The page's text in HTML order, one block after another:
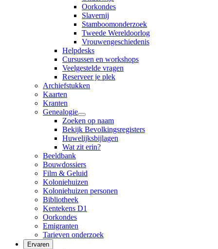
Oorkondes
Slavernij
Stamboomonderzoek
Tweede Wereldoorlog
Vrouwengeschiedenis
Helpdesks
Cursussen en workshops
Veelgestelde vragen
Reserveer je plek
Archiefstukken
Kaarten
Kranten
Genealogie
Zoeken op naam
Bekijk Bevolkingsregisters
Huwelijksbijlagen
Wat zit erin?
Beeldbank
Bouwdossiers
Film & Geluid
Koloniehuizen
Koloniehuizen personen
Bibliotheek
Kentekens D1
Oorkondes
Emigranten
Tarieven onderzoek
Ervaren